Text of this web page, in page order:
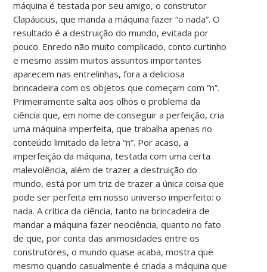
máquina é testada por seu amigo, o construtor
Clapáucius, que manda a máquina fazer “o nada”. O
resultado é a destruição do mundo, evitada por
pouco. Enredo não muito complicado, conto curtinho
e mesmo assim muitos assuntos importantes
aparecem nas entrelinhas, fora a deliciosa
brincadeira com os objetos que começam com “n”.
Primeiramente salta aos olhos o problema da
ciência que, em nome de conseguir a perfeição, cria
uma máquina imperfeita, que trabalha apenas no
conteúdo limitado da letra “n”. Por acaso, a
imperfeição da máquina, testada com uma certa
malevolência, além de trazer a destruição do
mundo, está por um triz de trazer a única coisa que
pode ser perfeita em nosso universo imperfeito: o
nada. A crítica da ciência, tanto na brincadeira de
mandar a máquina fazer neociência, quanto no fato
de que, por conta das animosidades entre os
construtores, o mundo quase acaba, mostra que
mesmo quando casualmente é criada a máquina que